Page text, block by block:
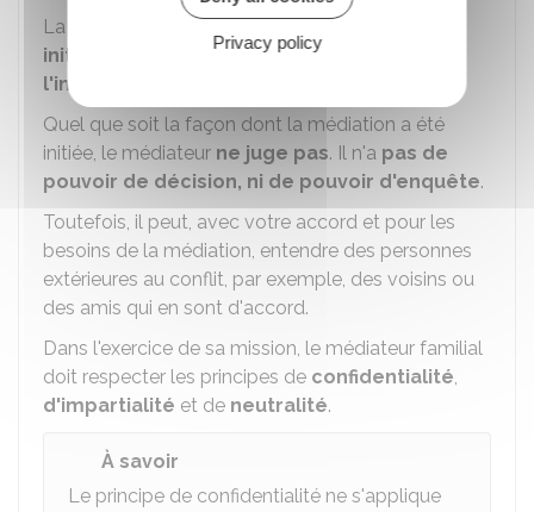
La médiation familiale peut se faire
initiative
(médiation conventionnelle) ou
l'initiative d'un juge
Quel que soit la façon dont la médiation a été
initiée, le médiateur ne juge pas. Il n'a pas de
pouvoir de décision, ni de pouvoir d'enquête.
Toutefois, il peut, avec votre accord et pour les
besoins de la médiation, entendre des personnes
extérieures au conflit, par exemple, des voisins ou
des amis qui en sont d'accord.
Dans l'exercice de sa mission, le médiateur familial
doit respecter les principes de confidentialité,
d'impartialité et de neutralité.
À savoir
Le principe de confidentialité ne s'applique
Privacy policy